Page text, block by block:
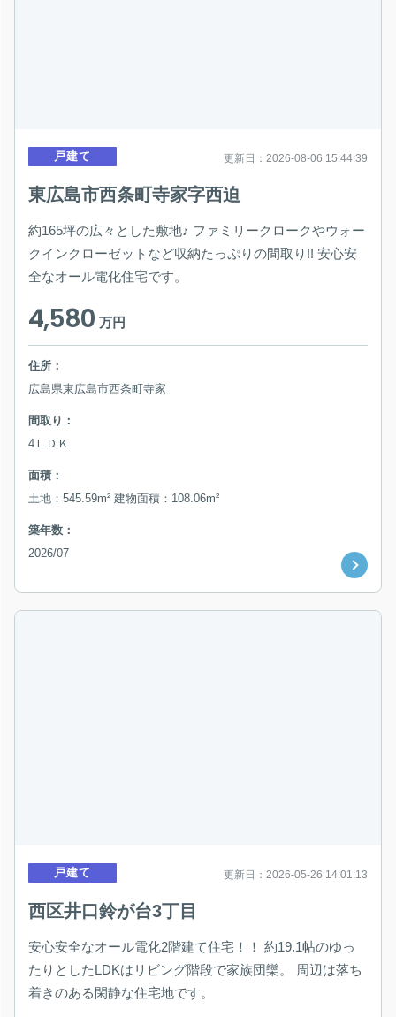
戸建て 更新日：2026-08-06 15:44:39
東広島市西条町寺家字西迫
約165坪の広々とした敷地♪ ファミリークロークやウォー
クインクローゼットなど収納たっぷりの間取り!! 安心安
全なオール電化住宅です。
4,580万円
住所：
広島県東広島市西条町寺家
間取り：
4ＬＤＫ
面積：
土地：545.59m² 建物面積：108.06m²
築年数：
2026/07
戸建て 更新日：2026-05-26 14:01:13
西区井口鈴が台3丁目
安心安全なオール電化2階建て住宅！！ 約19.1帖のゆっ
たりとしたLDKはリビング階段で家族団欒。 周辺は落ち
着きのある閑静な住宅地です。